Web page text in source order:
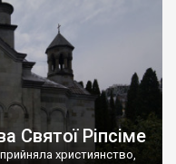
Святої Ріпсіме
християнство,